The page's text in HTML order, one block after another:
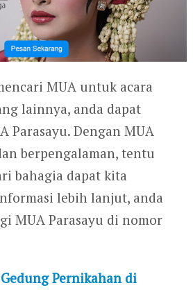
MUA untuk acara
lainnya, anda dapat
Parasayu. Dengan MUA
berpengalaman, tentu
bahagia dapat kita
lebih lanjut, anda
MUA Parasayu di nomor
Pernikahan di